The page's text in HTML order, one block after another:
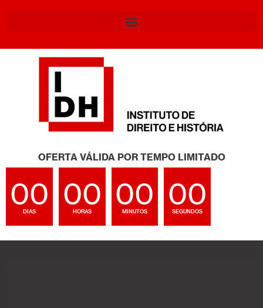
OFERTA VÁLIDA POR TEMPO LIMITADO
00
DIAS 00
HORAS 00
MINUTOS 00
SEGUNDOS